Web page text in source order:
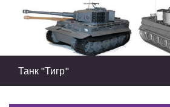
Танк "Тигр"